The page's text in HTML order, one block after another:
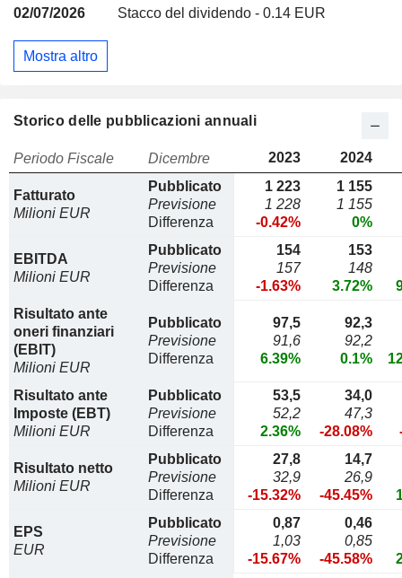
02/07/2026 Stacco del dividendo - 0.14 EUR
Mostra altro
Storico delle pubblicazioni annuali
Periodo Fiscale Dicembre 2023 2024
Fatturato
Milioni EUR
Pubblicato
Previsione
Differenza
1 223
1 228
-0.42%
1 155
1 155
0%
EBITDA
Milioni EUR
Pubblicato
Previsione
Differenza
154
157
-1.63%
153
148
3.72%
Risultato ante
oneri finanziari
(EBIT)
Milioni EUR
Pubblicato
Previsione
Differenza
97,5
91,6
6.39%
92,3
92,2
0.1%
Risultato ante
Imposte (EBT)
Milioni EUR
Pubblicato
Previsione
Differenza
53,5
52,2
2.36%
34,0
47,3
-28.08%
Risultato netto
Milioni EUR
Pubblicato
Previsione
Differenza
27,8
32,9
-15.32%
14,7
26,9
-45.45%
EPS
EUR
Pubblicato
Previsione
Differenza
0,87
1,03
-15.67%
0,46
0,85
-45.58%